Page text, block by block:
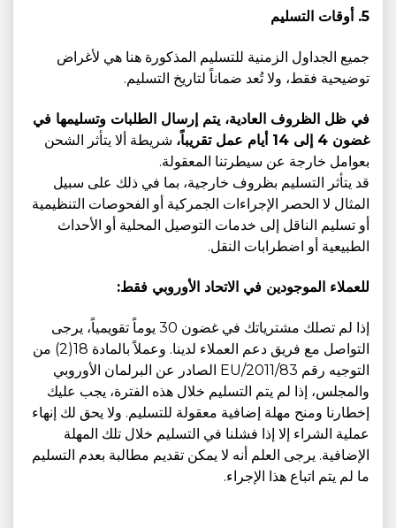
5. أوقات التسليم
جميع الجداول الزمنية للتسليم المذكورة هنا هي لأغراض
توضيحية فقط، ولا تُعد ضماناً لتاريخ التسليم.
في ظل الظروف العادية، يتم إرسال الطلبات وتسليمها في
غضون 4 إلى 14 أيام عمل تقريباً،
شريطة ألا يتأثر الشحن
بعوامل خارجة عن سيطرتنا المعقولة.
قد يتأثر التسليم بظروف خارجية، بما في ذلك على سبيل
المثال لا الحصر الإجراءات الجمركية أو الفحوصات التنظيمية
أو تسليم الناقل إلى خدمات التوصيل المحلية أو الأحداث
الطبيعية أو اضطرابات النقل.
للعملاء الموجودين في الاتحاد الأوروبي فقط:
إذا لم تصلك مشترياتك في غضون 30 يوماً تقويمياً، يرجى
التواصل مع فريق دعم العملاء لدينا. وعملاً بالمادة 18(2) من
التوجيه رقم 2011/83/EU الصادر عن البرلمان الأوروبي
والمجلس، إذا لم يتم التسليم خلال هذه الفترة، يجب عليك
إخطارنا ومنح مهلة إضافية معقولة للتسليم. ولا يحق لك إنهاء
عملية الشراء إلا إذا فشلنا في التسليم خلال تلك المهلة
الإضافية. يرجى العلم أنه لا يمكن تقديم مطالبة بعدم التسليم
ما لم يتم اتباع هذا الإجراء.